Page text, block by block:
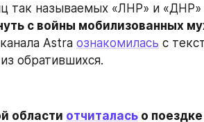
так называемых «ЛНР» и «ДНР»
с войны мобилизованных
Astra ознакомилась с
обратившихся.
области отчиталась о